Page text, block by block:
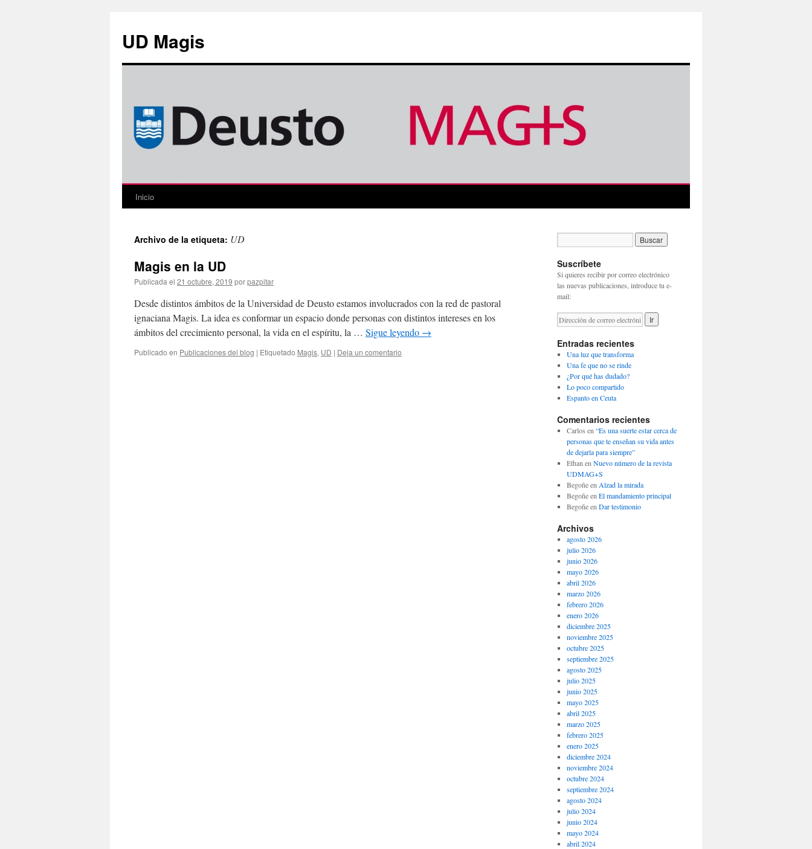
contenido
UD Magis
Inicio
Archivo de la etiqueta: UD
Magis en la UD
Publicada el 21 octubre, 2019 porpazpitar
Desde distintos ámbitos de la Universidad de Deusto estamos involucrados con la red de pastoral
ignaciana Magis. La idea es conformar un espacio donde personas con distintos intereses en los
ámbitos del crecimiento personal, la vida en el espíritu, la … Sigue leyendo →
Publicado en Publicaciones del blog | Etiquetado Magis, UD | Deja un comentario
Suscríbete
Si quieres recibir por correo electrónico
las nuevas publicaciones, introduce tu e-
mail:
Entradas recientes
Una luz que transforma
Una fe que no se rinde
¿Por qué has dudado?
Lo poco compartido
Espanto en Ceuta
Comentarios recientes
Carlos en “Es una suerte estar cerca de
personas que te enseñan su vida antes
de dejarla para siempre”
Ethan en Nuevo número de la revista
UDMAG+S
Begoñeen Alzad la mirada
Begoñeen El mandamiento principal
Begoñeen Dar testimonio
Archivos
agosto 2026
julio 2026
junio 2026
mayo 2026
abril 2026
marzo 2026
febrero 2026
enero 2026
diciembre 2025
noviembre 2025
octubre 2025
septiembre 2025
agosto 2025
julio 2025
junio 2025
mayo 2025
abril 2025
marzo 2025
febrero 2025
enero 2025
diciembre 2024
noviembre 2024
octubre 2024
septiembre 2024
agosto 2024
julio 2024
junio 2024
mayo 2024
abril 2024